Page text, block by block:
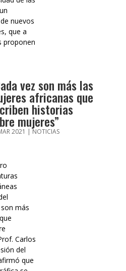
nuevos
que a
proponen
vez son más las
africanas que
historias
mujeres”
2021 |NOTICIAS
más
Carlos
del
que